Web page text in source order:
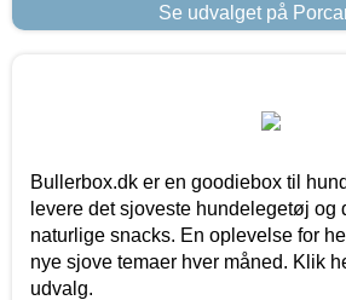
Se udvalget på
Bullerbox.dk er en goodiebox til
levere det sjoveste hundelegetøj
naturlige snacks. En oplevelse for
nye sjove temaer hver måned. Klik
udvalg.